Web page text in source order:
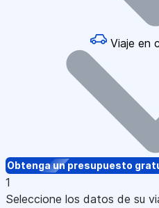
Viaje en
Obtenga un presupuesto
1
Seleccione los datos de su